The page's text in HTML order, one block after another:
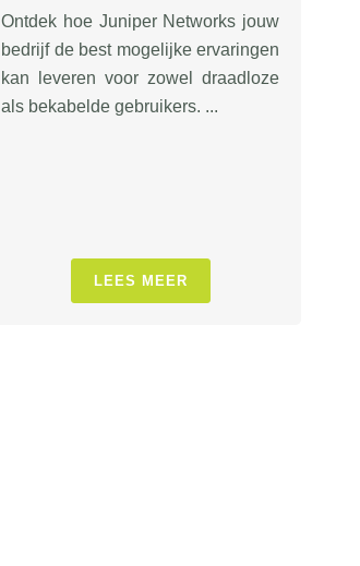
Ontdek hoe Juniper Networks jouw
bedrijf de best mogelijke ervaringen
kan leveren voor zowel draadloze
als bekabelde gebruikers. ...
LEES MEER